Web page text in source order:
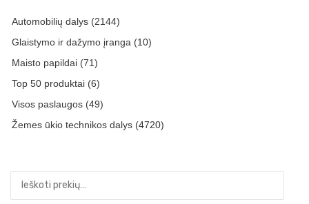
Automobilių dalys (2144)
Glaistymo ir dažymo įranga (10)
Maisto papildai (71)
Top 50 produktai (6)
Visos paslaugos (49)
Žemes ūkio technikos dalys (4720)